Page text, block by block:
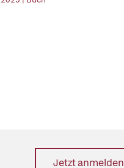
Jetzt anmelden